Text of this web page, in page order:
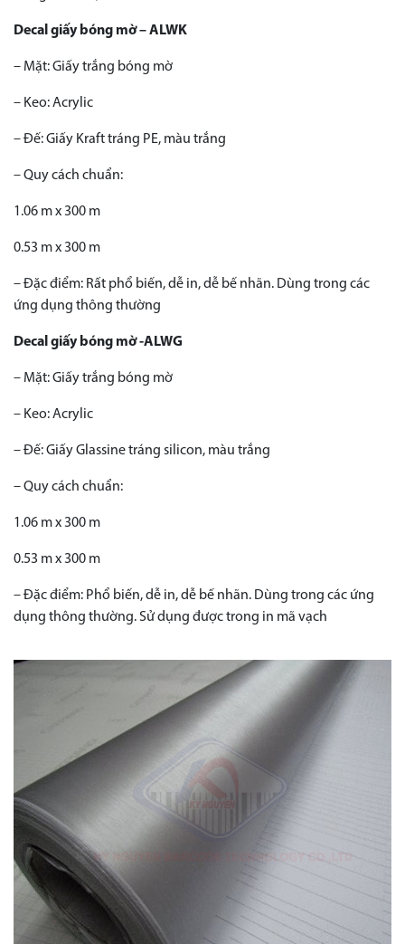
Decal giấy bóng mờ – ALWK
– Mặt: Giấy trắng bóng mờ
– Keo: Acrylic
– Đế: Giấy Kraft tráng PE, màu trắng
– Quy cách chuẩn:
1.06 m x 300 m
0.53 m x 300 m
– Đặc điểm: Rất phổ biến, dễ in, dễ bế nhãn. Dùng trong các
ứng dụng thông thường
Decal giấy bóng mờ -ALWG
– Mặt: Giấy trắng bóng mờ
– Keo: Acrylic
– Đế: Giấy Glassine tráng silicon, màu trắng
– Quy cách chuẩn:
1.06 m x 300 m
0.53 m x 300 m
– Đặc điểm: Phổ biến, dễ in, dễ bế nhãn. Dùng trong các ứng
dụng thông thường. Sử dụng được trong in mã vạch